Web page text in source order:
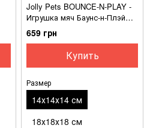
Jolly Pets BOUNCE-N-PLAY -
Игрушка мяч Баунс-н-Плэй
для собак
659 грн
Купить
Размер
14х14х14 см
18х18х18 см